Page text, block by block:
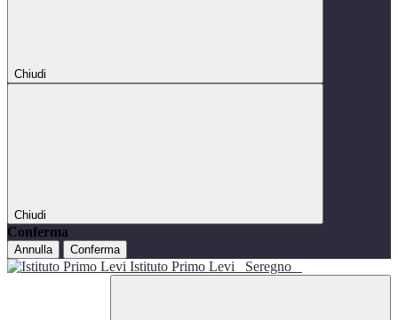
Chiudi
Chiudi
Conferma
Annulla Conferma
Istituto Primo Levi Seregno